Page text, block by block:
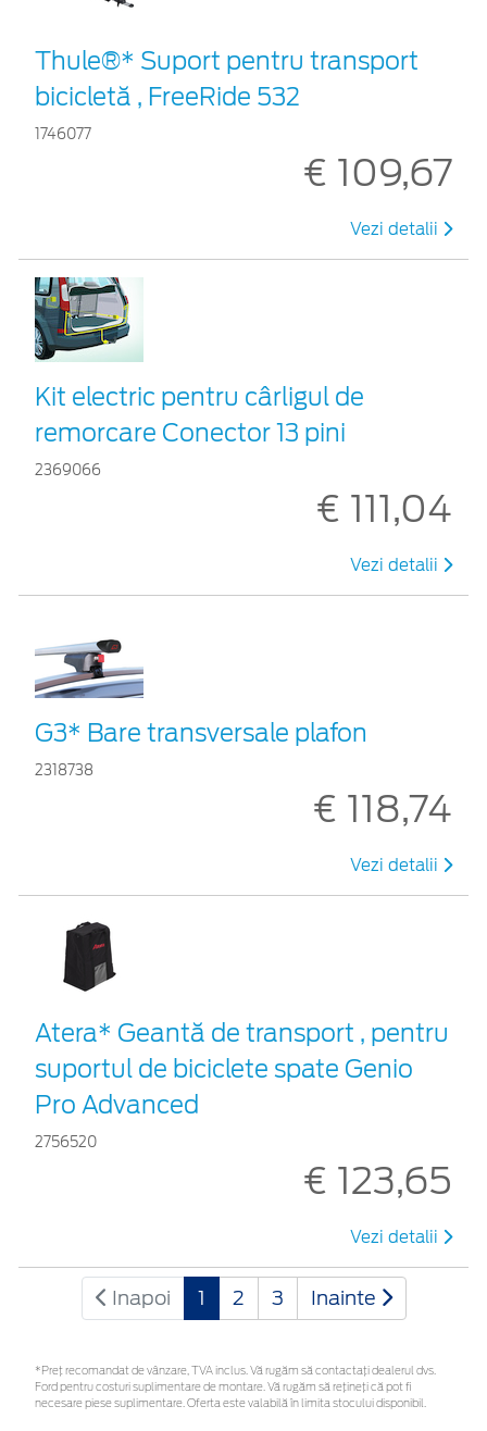
Thule®* Suport pentru transport
bicicletă , FreeRide 532
1746077
€ 109,67
Vezi detalii
Kit electric pentru cârligul de
remorcare Conector 13 pini
2369066
€ 111,04
Vezi detalii
G3* Bare transversale plafon
2318738
€ 118,74
Vezi detalii
Atera* Geantă de transport , pentru
suportul de biciclete spate Genio
Pro Advanced
2756520
€ 123,65
Vezi detalii
Inapoi 1 2 3 Inainte
*Preţ recomandat de vânzare, TVA inclus. Vă rugăm să contactaţi dealerul dvs.
Ford pentru costuri suplimentare de montare. Vă rugăm să rețineți că pot fi
necesare piese suplimentare. Oferta este valabilă în limita stocului disponibil.